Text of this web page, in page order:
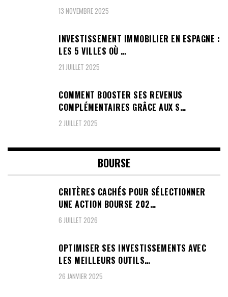
13 NOVEMBRE 2025
INVESTISSEMENT IMMOBILIER EN ESPAGNE :
LES 5 VILLES OÙ …
21 JUILLET 2025
COMMENT BOOSTER SES REVENUS
COMPLÉMENTAIRES GRÂCE AUX S…
2 JUILLET 2025
BOURSE
CRITÈRES CACHÉS POUR SÉLECTIONNER
UNE ACTION BOURSE 202…
6 JUILLET 2026
OPTIMISER SES INVESTISSEMENTS AVEC
LES MEILLEURS OUTILS…
26 JANVIER 2025